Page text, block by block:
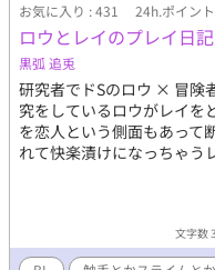
お気に入り : 431 24h.ポイン
ロウとレイのプレイ日記
黒弧 追兎
研究者でドSのロウ × 冒険
究をしているロウがレイを
を恋人という側面もあって
れて快楽漬けになっちゃう
文字数